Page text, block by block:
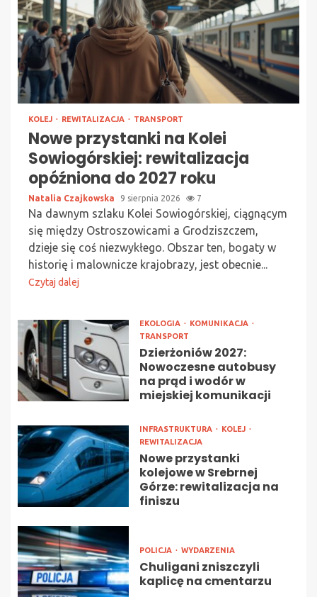
KOLEJ REWITALIZACJA TRANSPORT
Nowe przystanki na Kolei
Sowiogórskiej: rewitalizacja
opóźniona do 2027 roku
Natalia Czajkowska 9 sierpnia 2026 7
Na dawnym szlaku Kolei Sowiogórskiej, ciągnącym
się między Ostroszowicami a Grodziszczem,
dzieje się coś niezwykłego. Obszar ten, bogaty w
historię i malownicze krajobrazy, jest obecnie...
Czytaj dalej
EKOLOGIA
KOMUNIKACJA
TRANSPORT
Dzierżoniów 2027:
Nowoczesne autobusy
na prąd i wodór w
miejskiej komunikacji
INFRASTRUKTURA
KOLEJ
REWITALIZACJA
Nowe przystanki
kolejowe w Srebrnej
Górze: rewitalizacja na
finiszu
POLICJA WYDARZENIA
Chuligani zniszczyli
kaplicę na cmentarzu